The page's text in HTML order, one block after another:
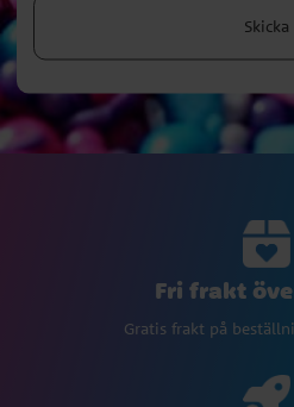
Skicka
Fri frakt
Gratis frakt på